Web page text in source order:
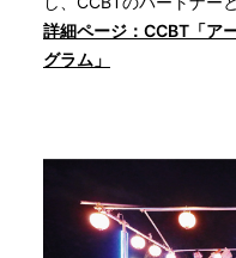
詳細ページ：CCBT「ア
グラム」